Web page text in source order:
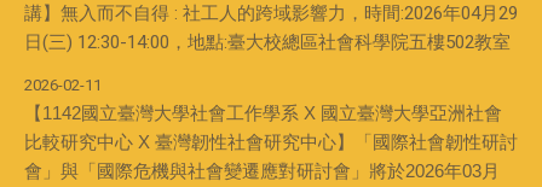
講】無入而不自得 : 社工人的跨域影響力，時間:2026年04月29
日(三) 12:30-14:00，地點:臺大校總區社會科學院五樓502教室
2026-02-11
【1142國立臺灣大學社會工作學系 X 國立臺灣大學亞洲社會
比較研究中心 X 臺灣韌性社會研究中心】「國際社會韌性研討
會」與「國際危機與社會變遷應對研討會」將於2026年03月